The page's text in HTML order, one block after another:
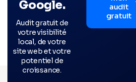
Google.
Audit gratuit de
votre visibilité
local, de votre
site web et votre
potentiel de
croissance.
audit
gratuit